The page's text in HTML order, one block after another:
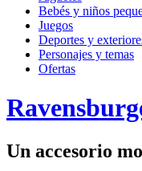
Bebés y niños
Juegos
Deportes y
Personajes y temas
Ofertas
Un accesorio